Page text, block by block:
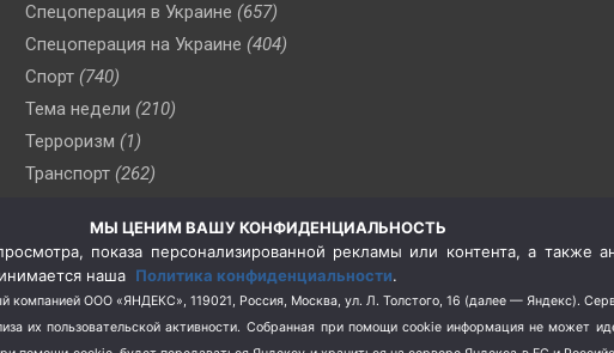
Спецоперация в Украине (657)
Спецоперация на Украине (404)
Спорт (740)
Тема недели (210)
Терроризм (1)
Транспорт (262)
(76)
Цены (2)
Школа и спорт (2)
Экология (8)
МЫ ЦЕНИМ ВАШУ КОНФИДЕНЦИАЛЬНОСТЬ
показа персонализированной рекламы или контента, а также
наша Политика конфиденциальности.
компанией ООО «ЯНДЕКС», 119021, Россия, Москва, ул. Л. Толстого, 16 (далее — Яндекс).
их пользовательской активности. Собранная при помощи cookie информация не может